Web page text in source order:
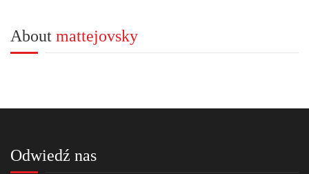
About mattejovsky
Odwiedź nas